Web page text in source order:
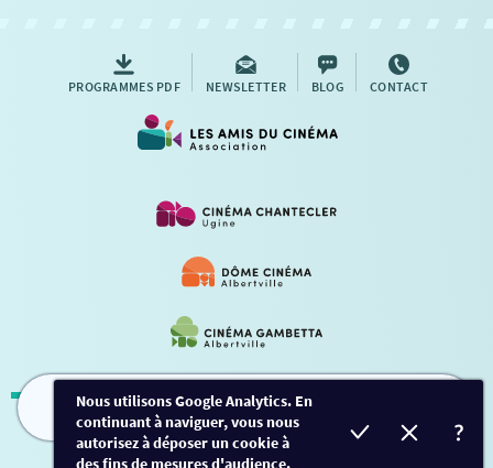
FILMS HORAIRES EVÈNEMENTS TARIFS
PROGRAMMES PDF NEWSLETTER BLOG CONTACT
Mentions légales Contact
Conception et développement Créalp - Inscription
Nous utilisons Google Analytics. En
continuant à naviguer, vous nous
autorisez à déposer un cookie à
des fins de mesures d'audience.